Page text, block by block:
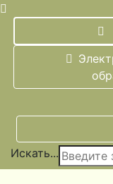
Искать...